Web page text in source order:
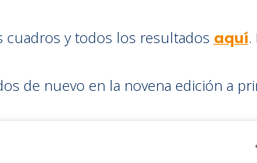
cuadros y todos los resultados aquí.
de nuevo en la novena edición a